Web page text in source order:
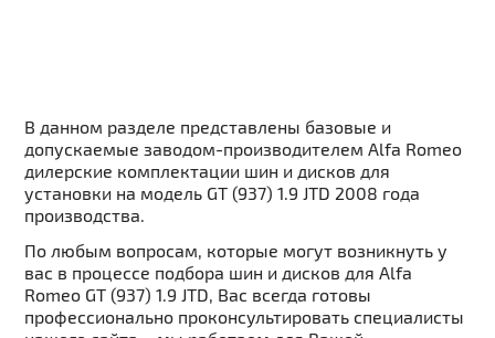
В данном разделе представлены базовые и
допускаемые заводом-производителем Alfa Romeo
дилерские комплектации шин и дисков для
установки на модель GT (937) 1.9 JTD 2008 года
производства.
По любым вопросам, которые могут возникнуть у
вас в процессе подбора шин и дисков для Alfa
Romeo GT (937) 1.9 JTD, Вас всегда готовы
профессионально проконсультировать специалисты